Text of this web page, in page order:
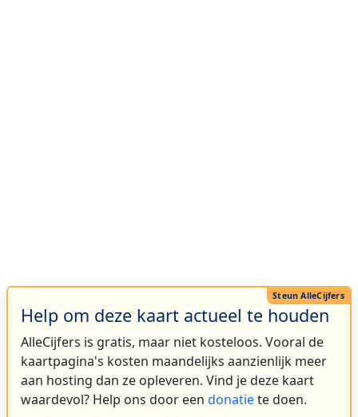
Help om deze kaart actueel te houden
AlleCijfers is gratis, maar niet kosteloos. Vooral de
kaartpagina's kosten maandelijks aanzienlijk meer
aan hosting dan ze opleveren. Vind je deze kaart
waardevol? Help ons door een donatiete doen.